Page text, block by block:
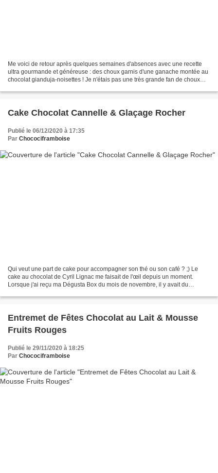
Me voici de retour après quelques semaines d'absences avec une recette
ultra gourmande et généreuse : des choux garnis d'une ganache montée au
chocolat gianduja-noisettes ! Je n'étais pas une très grande fan de choux
Cake Chocolat Cannelle & Glaçage Rocher
Publié le 06/12/2020 à 17:35
Par Chocociframboise
Qui veut une part de cake pour accompagner son thé ou son café ? ;) Le
cake au chocolat de Cyril Lignac me faisait de l'œil depuis un moment.
Lorsque j'ai reçu ma Dégusta Box du mois de novembre, il y avait du
Entremet de Fêtes Chocolat au Lait & Mousse
Fruits Rouges
Publié le 29/11/2020 à 18:25
Par Chocociframboise